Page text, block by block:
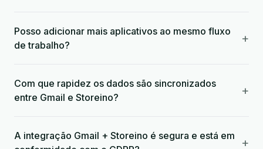
Posso adicionar mais aplicativos ao mesmo fluxo
de trabalho?
+
Com que rapidez os dados são sincronizados
entre Gmail e Storeino?
+
A integração Gmail + Storeino é segura e está em
+